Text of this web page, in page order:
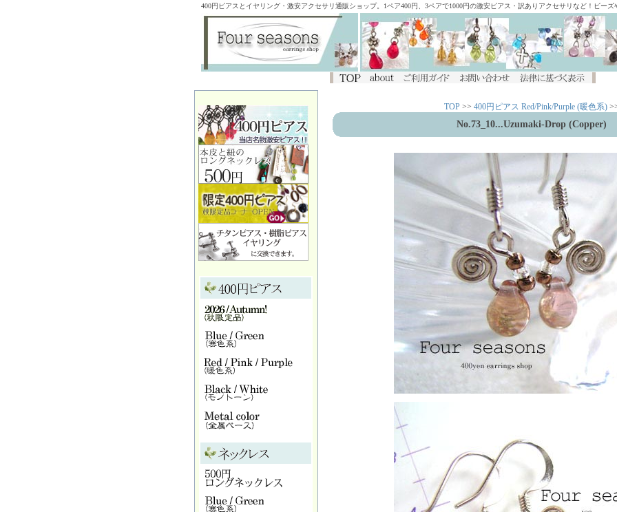
400円ピアスとイヤリング・激安アクセサリ通販ショップ。1ペア400円、3ペアで1000円の激安ピアス・訳ありアクセサリなど！ビー
TOP >> 400円ピアス Red/Pink/Purple (暖色系)
No.73_10...Uzumaki-Drop (Copper)